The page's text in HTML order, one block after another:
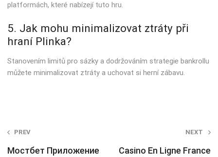
platformách, které nabízejí tuto hru.
5. Jak mohu minimalizovat ztráty při
hraní Plinka?
Stanovením limitů pro sázky a dodržováním strategie bankrollu
můžete minimalizovat ztráty a uchovat si herní zábavu.
Post
navigation
PREV
Мостбет Приложение
NEXT
Casino En Ligne France